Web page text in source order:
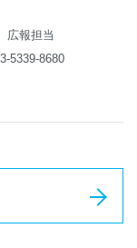
報担当
5339-8680